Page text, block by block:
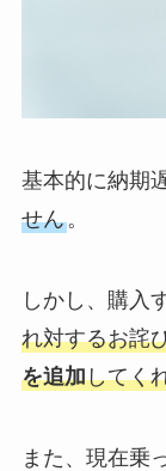
基本的に納期
せん。
しかし、購入
れ対するお詫
を追加してく
また、現在乗